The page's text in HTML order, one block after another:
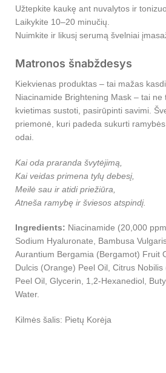
Užtepkite kaukę ant nuvalytos ir
Laikykite 10–20 minučių.
Nuimkite ir likusį serumą švelniai
Matronos šnabždesys
Kiekvienas produktas – tai mažas
Niacinamide Brightening Mask – tai ne
kvietimas sustoti, pasirūpinti savimi.
priemonė, kuri padeda sukurti
odai.
Kai oda praranda švytėjimą,
Kai veidas primena tylų debesį,
Meilė sau ir atidi priežiūra,
Atneša ramybę ir šviesos atspindį.
Ingredients: Niacinamide (20,000
Sodium Hyaluronate, Bambusa
Aurantium Bergamia (Bergamot) Fruit
Dulcis (Orange) Peel Oil, Citrus
Peel Oil, Glycerin, 1,2-Hexanediol,
Water.
Kilmės šalis: Pietų Korėja